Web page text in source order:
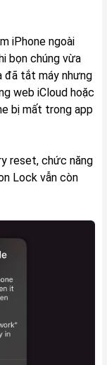
iPhone ngoài
bọn chúng vừa
đã tắt máy nhưng
web iCloud hoặc
bị mất trong app
reset, chức năng
Lock vẫn còn